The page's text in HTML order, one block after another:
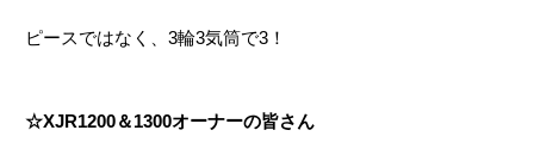
ピースではなく、3輪3気筒で3！
☆XJR1200＆1300オーナーの皆さん